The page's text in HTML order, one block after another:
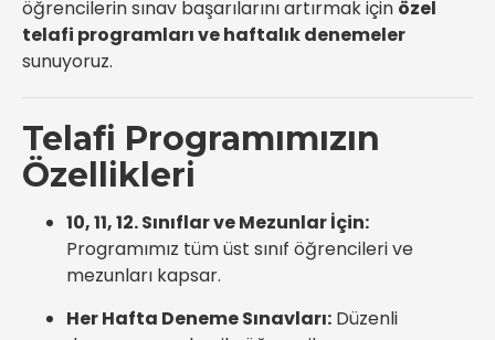
öğrencilerin sınav başarılarını artırmak için özel
telafi programları ve haftalık denemeler
sunuyoruz.
Telafi Programımızın
Özellikleri
10, 11, 12. Sınıflar ve Mezunlar İçin:
Programımız tüm üst sınıf öğrencileri ve
mezunları kapsar.
Her Hafta Deneme Sınavları: Düzenli